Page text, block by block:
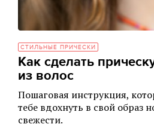
СТИЛЬНЫЕ ПРИЧЕСКИ
Как сделать
из волос
Пошаговая инструкция,
тебе вдохнуть в свой образ
свежести.